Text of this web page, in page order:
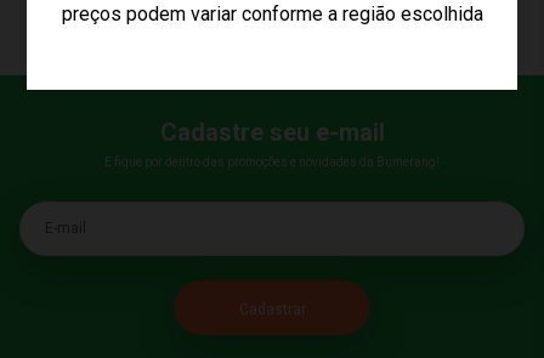
preços podem variar conforme a região escolhida
Cadastre seu e-mail
E fique por dentro das promoções e novidades da Bumerang!
E-mail